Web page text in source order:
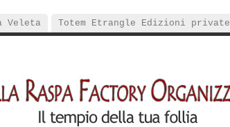
Veleta Totem Etrangle Edizioni private